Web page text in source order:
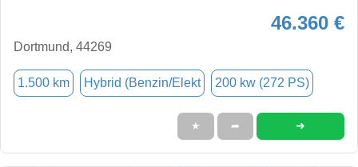
46.360 €
Dortmund, 44269
1.500 km Hybrid (Benzin/Elekt 200 kw (272 PS)
★ ➦ ➜